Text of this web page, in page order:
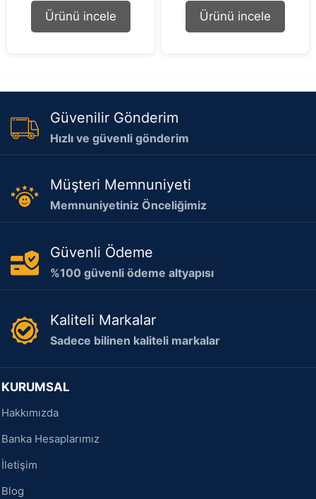
o
f
Ürünü incele
o
f
Ürünü incele
Güvenilir Gönderim
Hızlı ve güvenli gönderim
Müşteri Memnuniyeti
Memnuniyetiniz Önceliğimiz
Güvenli Ödeme
%100 güvenli ödeme altyapısı
Kaliteli Markalar
Sadece bilinen kaliteli markalar
KURUMSAL
Hakkımızda
Banka Hesaplarımız
İletişim
Blog